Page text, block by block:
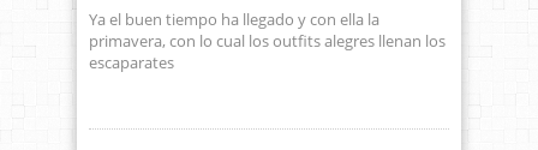
Ya el buen tiempo ha llegado y con ella la
primavera, con lo cual los outfits alegres llenan los
escaparates